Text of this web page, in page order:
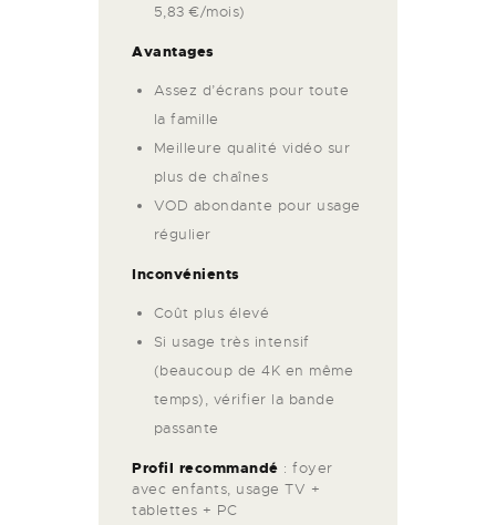
5,83 €/mois)
Avantages
Assez d’écrans pour toute
la famille
Meilleure qualité vidéo sur
plus de chaînes
VOD abondante pour usage
régulier
Inconvénients
Coût plus élevé
Si usage très intensif
(beaucoup de 4K en même
temps), vérifier la bande
passante
Profil recommandé : foyer
avec enfants, usage TV +
tablettes + PC